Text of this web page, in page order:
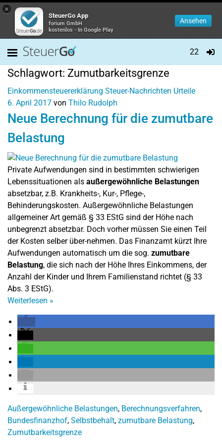
×
SteuerGo App
forium GmbH
kostenlos - In Google Play
Ansehen
22
Schlagwort: Zumutbarkeitsgrenze
Einkommensteuererklärung Steuer-Nachrichten Urteile
6. April 2017 von Thilo Rudolph
Neue Berechnung für die zumutbare
Belastung
Private Aufwendungen sind in bestimmten schwierigen
Lebenssituationen als außergewöhnliche Belastungen
absetzbar, z.B. Krankheits-, Kur-, Pflege-,
Behinderungskosten. Außergewöhnliche Belastungen
allgemeiner Art gemäß § 33 EStG sind der Höhe nach
unbegrenzt absetzbar. Doch vorher müssen Sie einen Teil
der Kosten selber über-nehmen. Das Finanzamt kürzt Ihre
Aufwendungen automatisch um die sog. zumutbare
Belastung, die sich nach der Höhe Ihres Einkommens, der
Anzahl der Kinder und Ihrem Familienstand richtet (§ 33
Abs. 3 EStG).
Weiterlesen »
Außergewöhnliche Belastungen, Berechnungsverfahren,
Bundesfinanzhof, Selbstbehalt, zumutbare Belastung,
Zumutbarkeitsgrenze